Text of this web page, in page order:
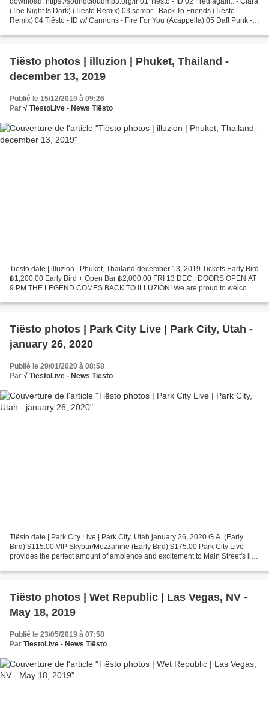
(The Night Is Dark) (Tiësto Remix) 03 sombr - Back To Friends (Tiësto
Remix) 04 Tiësto - ID w/ Cannons - Fire For You (Acappella) 05 Daft Punk -
Tiësto photos | illuzion | Phuket, Thailand -
december 13, 2019
Publié le 15/12/2019 à 09:26
Par √ TiestoLive - News Tiësto
Tiësto date | illuzion | Phuket, Thailand december 13, 2019 Tickets Early Bird
฿1,200.00 Early Bird + Open Bar ฿2,000.00 FRI 13 DEC | DOORS OPEN AT
9 PM THE LEGEND COMES BACK TO ILLUZION! We are proud to welcome
Tiësto photos | Park City Live | Park City, Utah -
january 26, 2020
Publié le 29/01/2020 à 08:58
Par √ TiestoLive - News Tiësto
Tiësto date | Park City Live | Park City, Utah january 26, 2020 G.A. (Early
Bird) $115.00 VIP Skybar/Mezzanine (Early Bird) $175.00 Park City Live
provides the perfect amount of ambience and excitement to Main Street's live
Tiësto photos | Wet Republic | Las Vegas, NV -
May 18, 2019
Publié le 23/05/2019 à 07:58
Par TiestoLive - News Tiësto